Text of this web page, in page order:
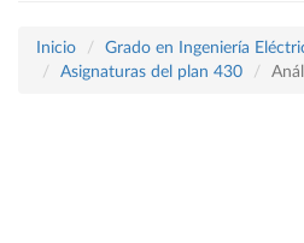
Inicio
Grado en Ingeniería
Asignaturas del plan 430